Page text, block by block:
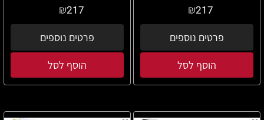
₪217
פרטים נוספים
הוסף לסל
₪217
פרטים נוספים
הוסף לסל